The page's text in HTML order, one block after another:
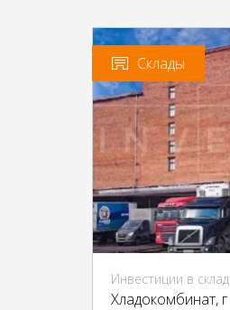
Склады
Инвестиции в склад